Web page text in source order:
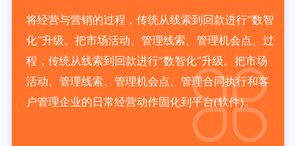
将经营与营销的过程，传统从线索到回款进行“数智
化”升级。把市场活动、管理线索、管理机会点、过
程，传统从线索到回款进行“数智化”升级。把市场
活动、管理线索、管理机会点、管理合同执行和客
户管理企业的日常经营动作固化到平台(软件)。